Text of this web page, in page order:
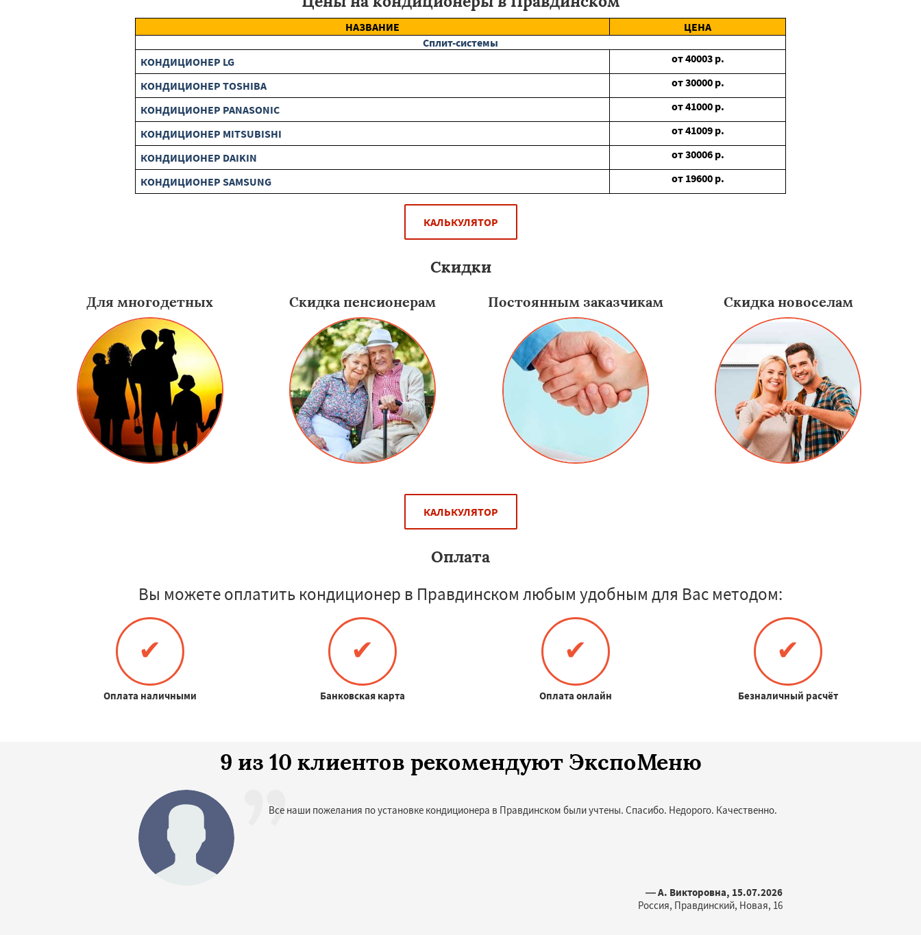
НАЗВАНИЕ
ЦЕНА
Сплит-системы
КОНДИЦИОНЕР LG
от40003 р.
КОНДИЦИОНЕР TOSHIBA
от30000 р.
КОНДИЦИОНЕР PANASONIC
от41000 р.
КОНДИЦИОНЕР MITSUBISHI
от41009 р.
КОНДИЦИОНЕР DAIKIN
от30006 р.
КОНДИЦИОНЕР SAMSUNG
от 19600 р.
КАЛЬКУЛЯТОР
Скидки
Для многодетных Скидка пенсионерам Постоянным заказчикам Скидка новоселам
КАЛЬКУЛЯТОР
Оплата
Вы можете оплатить кондиционер в Правдинском любым удобным для Вас методом:
✔
Оплата наличными
✔
Банковская карта
✔
Оплата онлайн
✔
Безналичный расчёт
9 из 10 клиентов рекомендуют ЭкспоМеню
Все наши пожелания по установке кондиционера в Правдинском были учтены. Спасибо. Недорого. Качественно.
— А. Викторовна, 15.07.2026
Россия, Правдинский, Новая, 16